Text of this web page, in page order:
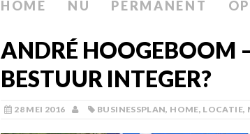
HOME NU PERMANENT
ANDRÉ HOOGEBOOM
BESTUUR INTEGER?
28 MEI 2016 BUSINESSPLAN, HOME, LOCATIE,